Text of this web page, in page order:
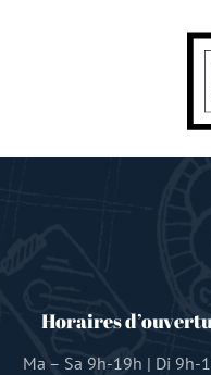
Horaires
Ma – Sa 9h-19h | Di 9h-